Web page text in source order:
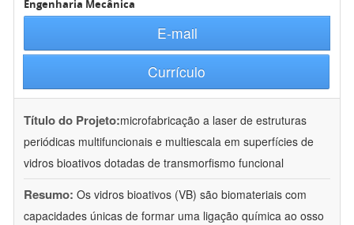
Engenharia Mecânica
E-mail
Currículo
Título do Projeto:microfabricação a laser de estruturas
periódicas multifuncionais e multiescala em superfícies de
vidros bioativos dotadas de transmorfismo funcional
Resumo: Os vidros bioativos (VB) são biomateriais com
capacidades únicas de formar uma ligação química ao osso